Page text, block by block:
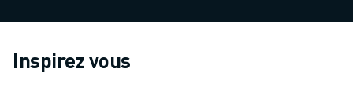
Inspirez vous